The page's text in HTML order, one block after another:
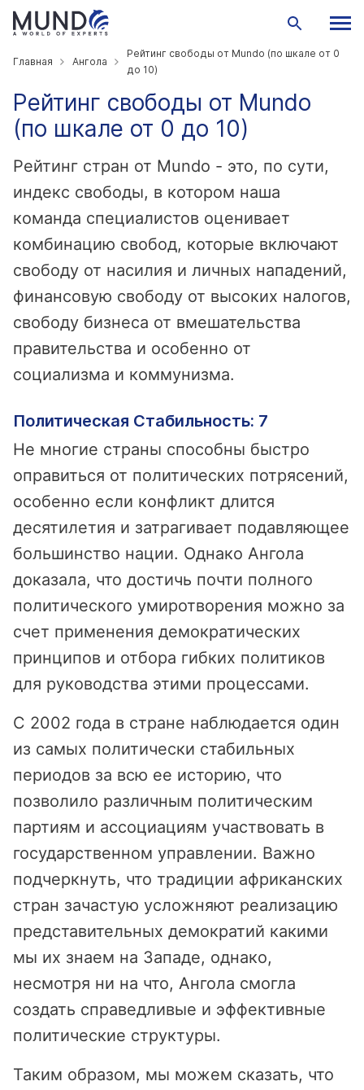
Главная Ангола
Рейтинг свободы от Mundo (по шкале от 0
до 10)
Рейтинг свободы от Mundo
(по шкале от 0 до 10)
Рейтинг стран от Mundo - это, по сути,
индекс свободы, в котором наша
команда специалистов оценивает
комбинацию свобод, которые включают
свободу от насилия и личных нападений,
финансовую свободу от высоких налогов,
свободу бизнеса от вмешательства
правительства и особенно от
социализма и коммунизма.
Политическая Стабильность: 7
Не многие страны способны быстро
оправиться от политических потрясений,
особенно если конфликт длится
десятилетия и затрагивает подавляющее
большинство нации. Однако Ангола
доказала, что достичь почти полного
политического умиротворения можно за
счет применения демократических
принципов и отбора гибких политиков
для руководства этими процессами.
С 2002 года в стране наблюдается один
из самых политически стабильных
периодов за всю ее историю, что
позволило различным политическим
партиям и ассоциациям участвовать в
государственном управлении. Важно
подчеркнуть, что традиции африканских
стран зачастую усложняют реализацию
представительных демократий какими
мы их знаем на Западе, однако,
несмотря ни на что, Ангола смогла
создать справедливые и эффективные
политические структуры.
Таким образом, мы можем сказать, что